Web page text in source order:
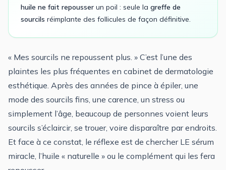
huile ne fait repousser un poil : seule la greffe de
sourcils réimplante des follicules de façon définitive.
« Mes sourcils ne repoussent plus. » C’est l’une des
plaintes les plus fréquentes en cabinet de dermatologie
esthétique. Après des années de pince à épiler, une
mode des sourcils fins, une carence, un stress ou
simplement l’âge, beaucoup de personnes voient leurs
sourcils s’éclaircir, se trouer, voire disparaître par endroits.
Et face à ce constat, le réflexe est de chercher LE sérum
miracle, l’huile « naturelle » ou le complément qui les fera